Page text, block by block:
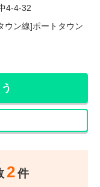
4-4-32
ウン線]ポートタウン
2件